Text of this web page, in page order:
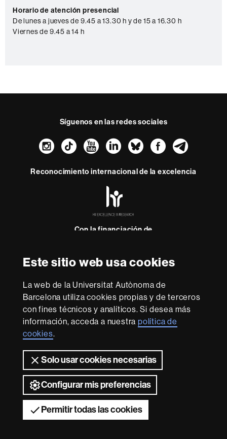
Este sitio web usa cookies
La web de la Universitat Autònoma de
Barcelona utiliza cookies propias y de terceros
con fines técnicos y analíticos. Si desea más
información, acceda a nuestrapolítica de
cookies.
Solo usar cookies necesarias
Configurar mis preferencias
Permitir todas las cookies
c
t
Horario de atención presencial
De lunes a jueves de 9.45 a 13.30 h y de 15 a 16.30 h
Viernes de 9.45 a 14 h
Síguenos en las redes sociales
Instagram
TikTokYouTube
LinkedIn
Bluesky
Reconocimiento internacional de la excelencia
-
Con la financiación de
esta
web Aviso legal Protección de datos Sobre el
Accesibilidad web
Somos una universidad líder que imparte una docencia
flexible, adecuada a las necesidades de la sociedad y
adaptada a los nuevos modelos de la Europa del
conocimiento. La UAB es reconocida internacionalmente
por la calidad y el carácter innovador de su investigación.
2026 Universitat Autònoma de Barcelona